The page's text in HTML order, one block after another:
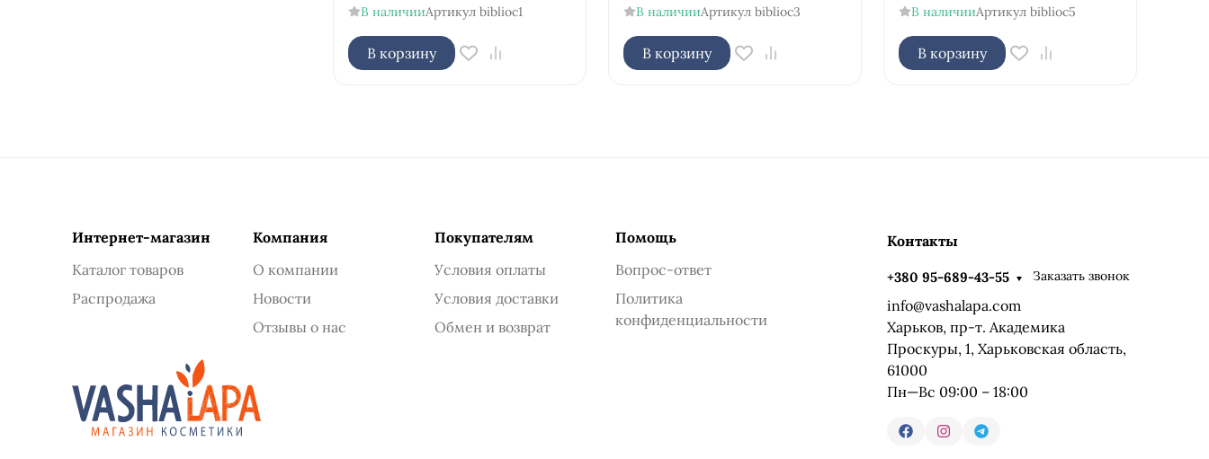
янтарь
В наличииАртикул biblioc1
В корзину
В наличииАртикул biblioc3
В корзину
В наличииАртикул biblioc5
В корзину
Интернет-магазин
Каталог товаров
Распродажа
Компания
О компании
Новости
Отзывы о нас
Покупателям
Условия оплаты
Условия доставки
Обмен и возврат
Помощь
Вопрос-ответ
Политика
конфиденциальности
Контакты
+380 95-689-43-55 Заказать звонок
info@vashalapa.com
Харьков, пр-т. Академика
Проскуры, 1, Харьковская область,
61000
Пн—Вс 09:00 – 18:00